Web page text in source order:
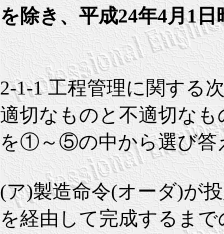
を除き、平成24年4月1
2-1-1 工程管理に関する
適切なものと不適切な
を①～⑤の中から選び答
(ア)製造命令(オーダ)が
を経由して完成するま